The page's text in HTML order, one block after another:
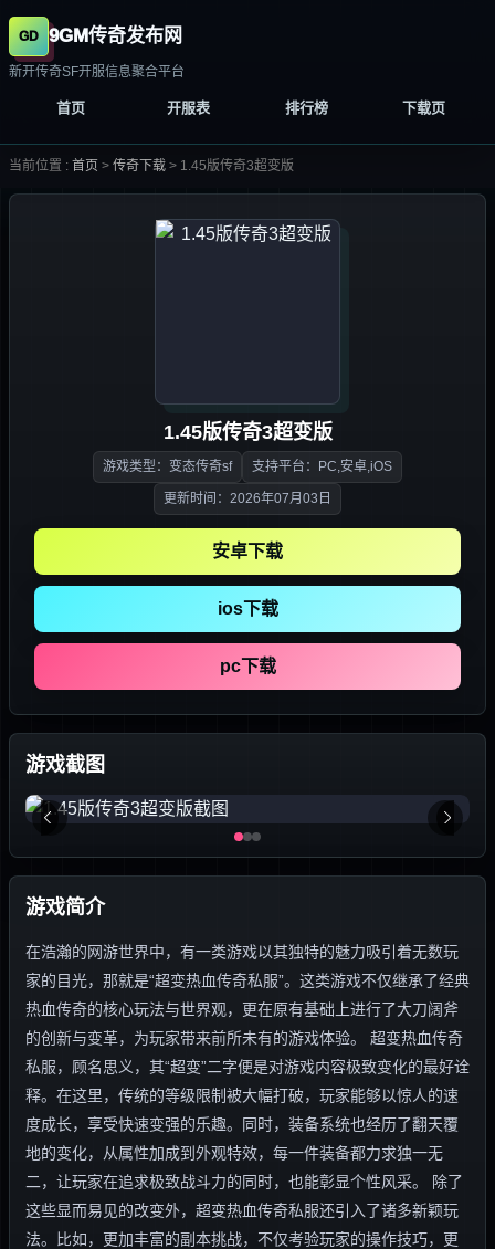
9GM传奇发布网
新开传奇SF开服信息聚合平台
首页 开服表 排行榜 下载页
当前位置 : 首页 > 传奇下载 > 1.45版传奇3超变版
1.45版传奇3超变版
游戏类型：变态传奇sf 支持平台：PC,安卓,iOS
更新时间：2026年07月03日
安卓下载
ios下载
pc下载
游戏截图
游戏简介
在浩瀚的网游世界中，有一类游戏以其独特的魅力吸引着无数玩
家的目光，那就是“超变热血传奇私服”。这类游戏不仅继承了经典
热血传奇的核心玩法与世界观，更在原有基础上进行了大刀阔斧
的创新与变革，为玩家带来前所未有的游戏体验。 超变热血传奇
私服，顾名思义，其“超变”二字便是对游戏内容极致变化的最好诠
释。在这里，传统的等级限制被大幅打破，玩家能够以惊人的速
度成长，享受快速变强的乐趣。同时，装备系统也经历了翻天覆
地的变化，从属性加成到外观特效，每一件装备都力求独一无
二，让玩家在追求极致战斗力的同时，也能彰显个性风采。 除了
这些显而易见的改变外，超变热血传奇私服还引入了诸多新颖玩
法。比如，更加丰富的副本挑战，不仅考验玩家的操作技巧，更